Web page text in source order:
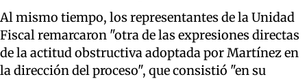
Al mismo tiempo, los representantes de la Unidad
Fiscal remarcaron "otra de las expresiones directas
de la actitud obstructiva adoptada por Martínez en
la dirección del proceso", que consistió "en su